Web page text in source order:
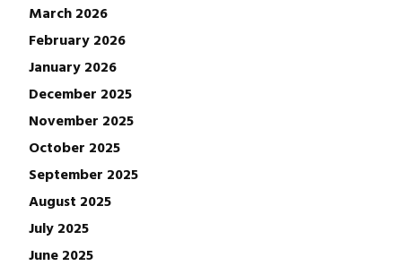
March 2026
February 2026
January 2026
December 2025
November 2025
October 2025
September 2025
August 2025
July 2025
June 2025